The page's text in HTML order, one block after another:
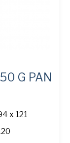
G PAN
x 121